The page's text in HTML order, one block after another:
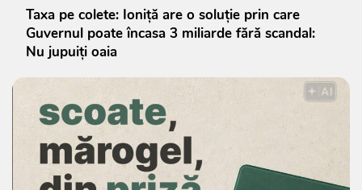
Taxa pe colete: Ioniță are o soluție prin care
Guvernul poate încasa 3 miliarde fără scandal:
Nu jupuiți oaia